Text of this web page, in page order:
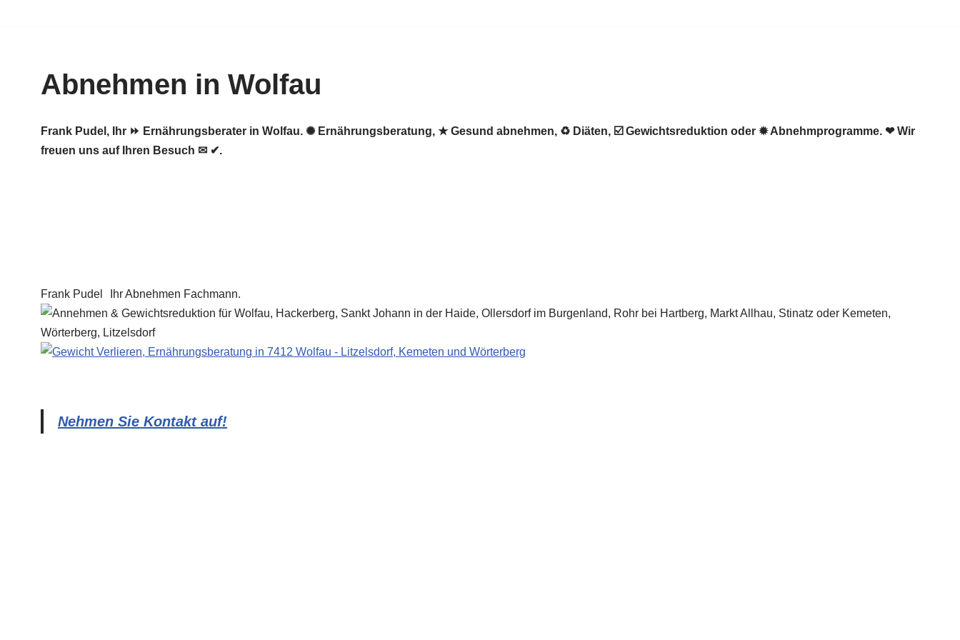
springenAbnehmen in Wolfau
Frank Pudel, Ihr ⏩ Ernährungsberater in Wolfau. ✺ Ernährungsberatung, ★ Gesund abnehmen, ♻ Diäten, ☑️ Gewichtsreduktion oder ✹ Abnehmprogramme. ❤ Wir
freuen uns auf Ihren Besuch ✉ ✔.
Frank Pudel Ihr Abnehmen Fachmann.
Nehmen Sie Kontakt auf!